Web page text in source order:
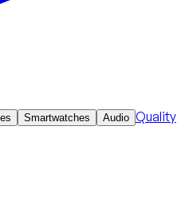
Smartwatches Audio Quality